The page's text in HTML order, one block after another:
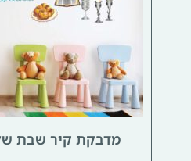
מדבקת קיר שבת